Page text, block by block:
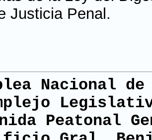
Justicia Penal.
Nacional
Peatonal